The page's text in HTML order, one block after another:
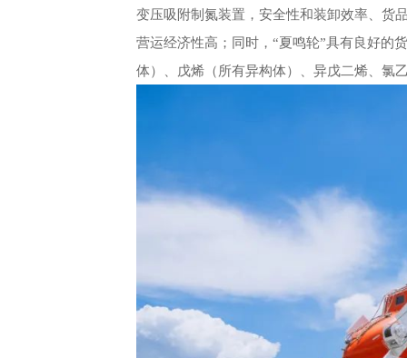
变压吸附制氮装置，安全性和装卸效率、货
营运经济性高；同时， “夏鸣轮”具有良好的
体）、戊烯（所有异构体）、异戊二烯、氯